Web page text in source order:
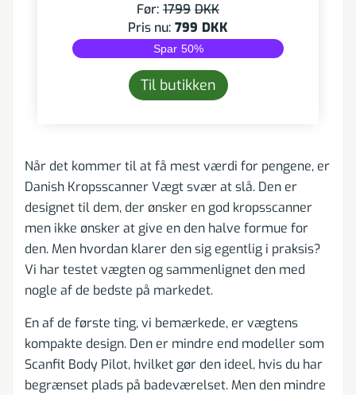
Før: 1799 DKK
Pris nu: 799 DKK
Spar 50%
Til butikken
Når det kommer til at få mest værdi for pengene, er
Danish Kropsscanner Vægt svær at slå. Den er
designet til dem, der ønsker en god kropsscanner
men ikke ønsker at give en den halve formue for
den. Men hvordan klarer den sig egentlig i praksis?
Vi har testet vægten og sammenlignet den med
nogle af de bedste på markedet.
En af de første ting, vi bemærkede, er vægtens
kompakte design. Den er mindre end modeller som
Scanfit Body Pilot, hvilket gør den ideel, hvis du har
begrænset plads på badeværelset. Men den mindre